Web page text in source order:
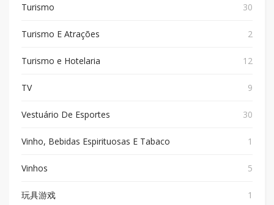
Turismo 30
Turismo E Atrações 2
Turismo e Hotelaria 12
TV 9
Vestuário De Esportes 30
Vinho, Bebidas Espirituosas E Tabaco 1
Vinhos 5
玩具游戏 1